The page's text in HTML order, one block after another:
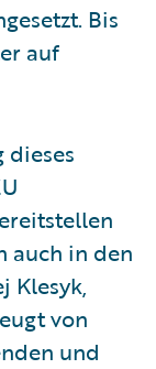
Bis
auf
dieses
auch in den
Klesyk,
von
und